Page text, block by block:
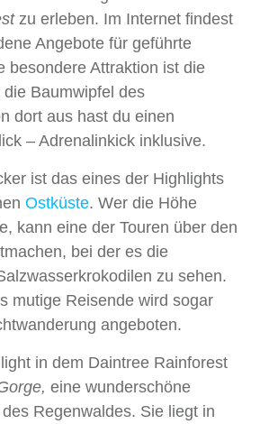
zu erleben. Im Internet findest
Angebote für geführte
besondere Attraktion ist die
Baumwipfel des
dort aus hast du einen
– Adrenalinkick inklusive.
ist das eines der Highlights
Ostküste. Wer die Höhe
kann eine der Touren über den
bei der es die
zu sehen.
mutige Reisende wird sogar
angeboten.
in dem Daintree Rainforest
eine wunderschöne
Regenwaldes. Sie liegt in